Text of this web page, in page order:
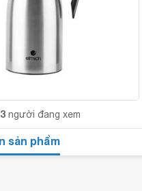
người đang xem
sản phẩm